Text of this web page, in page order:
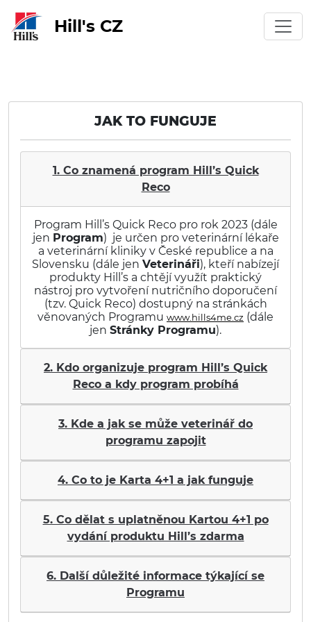
Hill's CZ
JAK TO FUNGUJE
1. Co znamená program Hill’s Quick
Reco
Program Hill’s Quick Reco pro rok 2023 (dále
jen Program) je určen pro veterinární lékaře
a veterinární kliniky v České republice a na
Slovensku (dále jen Veterináři), kteří nabízejí
produkty Hill’s a chtějí využít praktický
nástroj pro vytvoření nutričního doporučení
(tzv. Quick Reco) dostupný na stránkách
věnovaných Programu www.hills4me.cz (dále
jen Stránky Programu).
2. Kdo organizuje program Hill’s Quick
Reco a kdy program probíhá
3. Kde a jak se může veterinář do
programu zapojit
4. Co to je Karta 4+1 a jak funguje
5. Co dělat s uplatněnou Kartou 4+1 po
vydání produktu Hill’s zdarma
6. Další důležité informace týkající se
Programu